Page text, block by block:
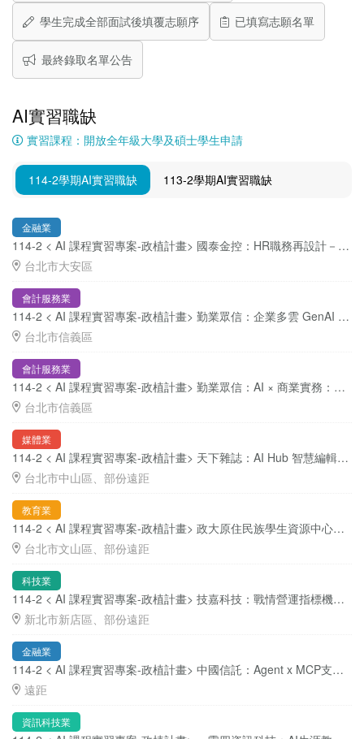
學生完成全部面試後填覆志願序 已填寫志願名單
最終錄取名單公告
AI實習職缺
實習課程：開放全年級大學及碩士學生申請
114-2學期AI實習職缺 113-2學期AI實習職缺
金融業
114-2 < AI 課程實習專案-政植計畫> 國泰金控：HR職務再設計－AI x 流程優化與知識管理 （職缺 3 位）
台北市大安區
會計服務業
114-2 < AI 課程實習專案-政植計畫> 勤業眾信：企業多雲 GenAI 服務的安全分析研究與實作（職缺 3 位）
台北市信義區
會計服務業
114-2 < AI 課程實習專案-政植計畫> 勤業眾信：AI × 商業實務：打造提升資料處理效率的AI工具（職缺 3-5 位）
台北市信義區
媒體業
114-2 < AI 課程實習專案-政植計畫> 天下雜誌：AI Hub 智慧編輯台（職缺 3 位）
台北市中山區、部份遠距
教育業
114-2 < AI 課程實習專案-政植計畫> 政大原住民族學生資源中心：原資智慧服務 AI 機器人建置（職缺 3-5 位）
台北市文山區、部份遠距
科技業
114-2 < AI 課程實習專案-政植計畫> 技嘉科技：戰情營運指標機器人智慧助理 ( 職缺 3 位 )
新北市新店區、部份遠距
金融業
114-2 < AI 課程實習專案-政植計畫> 中國信託：Agent x MCP支付建議服務模組設計與實作 ( 職缺 5 位 )
遠距
資訊科技業